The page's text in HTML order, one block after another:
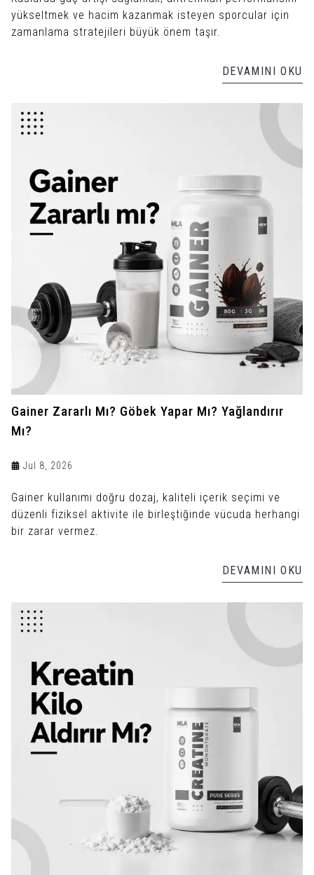
yükseltmek ve hacim kazanmak isteyen sporcular için
zamanlama stratejileri büyük önem taşır.
DEVAMINI OKU
Gainer Zararlı Mı? Göbek Yapar Mı? Yağlandırır
Mı?
Jul 8, 2026
Gainer kullanımı doğru dozaj, kaliteli içerik seçimi ve
düzenli fiziksel aktivite ile birleştiğinde vücuda herhangi
bir zarar vermez.
DEVAMINI OKU